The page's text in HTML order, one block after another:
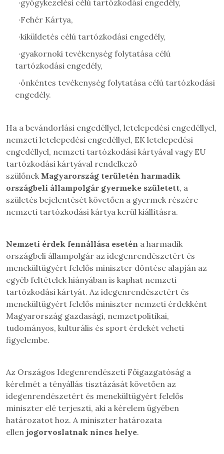
·gyógykezelési célú tartózkodási engedély,
·Fehér Kártya,
·kiküldetés célú tartózkodási engedély,
·gyakornoki tevékenység folytatása célú
tartózkodási engedély,
·önkéntes tevékenység folytatása célú tartózkodási
engedély.
Ha a bevándorlási engedéllyel, letelepedési engedéllyel,
nemzeti letelepedési engedéllyel, EK letelepedési
engedéllyel, nemzeti tartózkodási kártyával vagy EU
tartózkodási kártyával rendelkező
szülőnek Magyarország területén harmadik
országbeli állampolgár gyermeke született, a
születés bejelentését követően a gyermek részére
nemzeti tartózkodási kártya kerül kiállításra.
Nemzeti érdek fennállása esetén a harmadik
országbeli állampolgár az idegenrendészetért és
menekültügyért felelős miniszter döntése alapján az
egyéb feltételek hiányában is kaphat nemzeti
tartózkodási kártyát. Az idegenrendészetért és
menekültügyért felelős miniszter nemzeti érdekként
Magyarország gazdasági, nemzetpolitikai,
tudományos, kulturális és sport érdekét veheti
figyelembe.
Az Országos Idegenrendészeti Főigazgatóság a
kérelmét a tényállás tisztázását követően az
idegenrendészetért és menekültügyért felelős
miniszter elé terjeszti, aki a kérelem ügyében
határozatot hoz. A miniszter határozata
ellen jogorvoslatnak nincs helye.